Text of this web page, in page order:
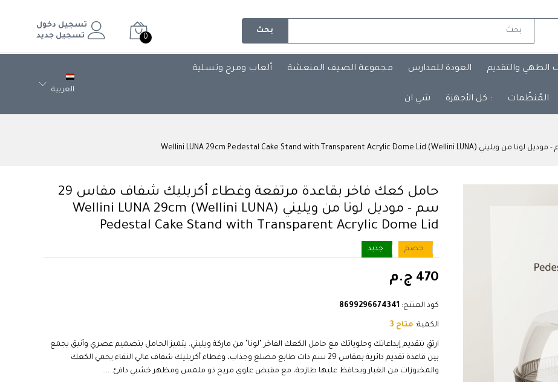
بحث
0
تسجيل دخول
تسجيل جديد
الطهي والتقديم العودة للمدارس مجموعة الصيف المنعشة ألعاب ومرح وتسلية
المُنظّمات : كل الأجهزة شي ان
العربية
حامل كعك فاخر بقاعدة مرتفعة وغطاء أكريليك شفاف مقاس 29
سم - موديل لونا من ويليني (Wellini LUNA) Wellini LUNA 29cm
Pedestal Cake Stand with Transparent Acrylic Dome Lid
خصم جديد
470 ج.م
كود المنتج: 8699296674341
الكمية: متاح 3
ارتقِ بتقديم إبداعاتك وحلوياتك مع حامل الكعك الفاخر "لونا" من ماركة ويليني. يتميز الحامل بتصميم عصري وأنيق يجمع
بين قاعدة تقديم دائرية بمقاس 29 سم ذات طابع مضلع وجذاب، وغطاء أكريليك شفاف عالي النقاء يحمي الكعك
والمخبوزات من الغبار ويحافظ عليها طازجة، مع مقبض علوي مريح ذو ملمس ومظهر خشبي دافئ. ....